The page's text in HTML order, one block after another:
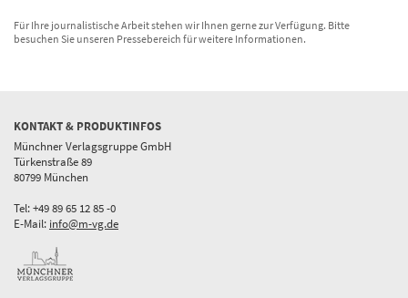
Für Ihre journalistische Arbeit stehen wir Ihnen gerne zur Verfügung. Bitte
besuchen Sie unseren Pressebereich für weitere Informationen.
KONTAKT & PRODUKTINFOS
Münchner Verlagsgruppe GmbH
Türkenstraße 89
80799 München
Tel: +49 89 65 12 85 -0
E-Mail: info@m-vg.de